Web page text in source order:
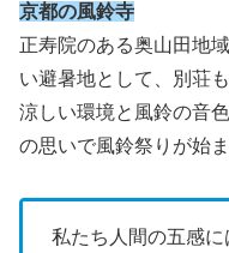
京都の風鈴寺
正寿院のある奥山田地
い避暑地として、別荘
涼しい環境と風鈴の音
の思いで風鈴祭りが始
私たち人間の五感に